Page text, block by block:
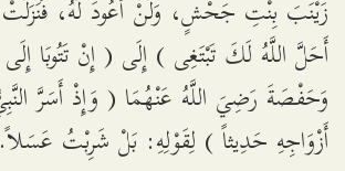
زَيْنَبَ بِنْتِ جَحْشٍ، وَلَنْ أَعُودَ لَهُ،
أَحَلَّ اللَّهُ لَكَ تَبْتَغِى ) إِلَى ( إِنْ تَتُوبَا
وَحَفْصَةَ رَضِيَ اللَّهُ عَنْهُمَا ( وَإِذْ أَسَرَّ
أَزْوَاجِهِ حَدِيثاً ) لِقَوْلِهِ: بَلْ شَرِبْتُ عَسَلاً.